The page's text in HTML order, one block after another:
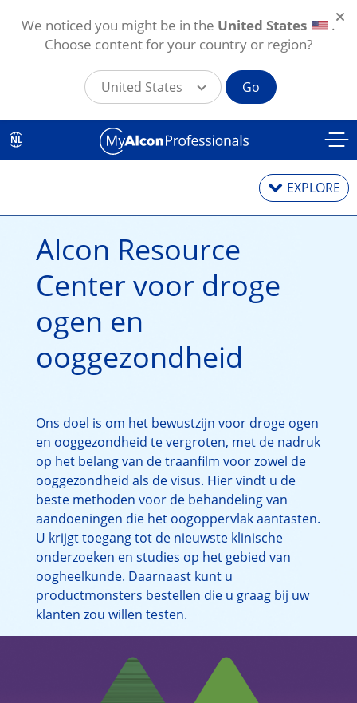
Overslaan en naar de inhoud gaan
NL
EXPLORE
Artikels en nieuws
Behandeling droge ogen
Alcon Resource
Center voor droge
ogen en
ooggezondheid
Ons doel is om het bewustzijn voor droge ogen
en ooggezondheid te vergroten, met de nadruk
op het belang van de traanfilm voor zowel de
ooggezondheid als de visus. Hier vindt u de
beste methoden voor de behandeling van
aandoeningen die het oogoppervlak aantasten.
U krijgt toegang tot de nieuwste klinische
onderzoeken en studies op het gebied van
oogheelkunde. Daarnaast kunt u
productmonsters bestellen die u graag bij uw
klanten zou willen testen.
We noticed you might be in the United States
.
Choose content for your country or region?
United States Go